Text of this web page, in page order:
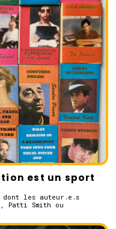
est un sport
les auteur.e.s
Patti Smith ou